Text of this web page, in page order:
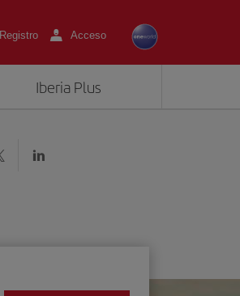
Registro Acceso
Iberia Plus